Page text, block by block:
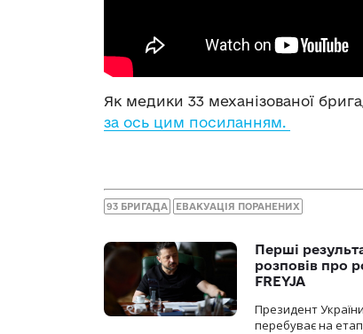
Як медики 33 механізованої
за ось цим посиланням.
93 БРИГАДА ЕВАКУАЦІЯ ПОРАНЕНИХ
Перші
розповів про
FREYJA
Президент
перебуває на